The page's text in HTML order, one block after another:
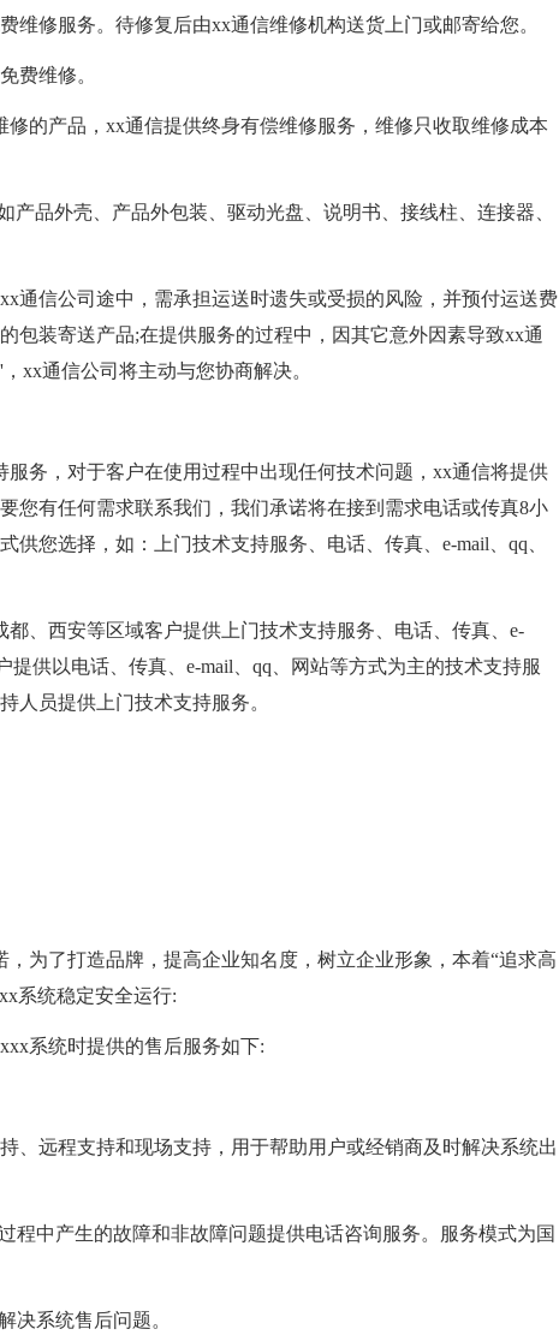
维修服务。待修复后由xx通信维修机构送货上门或邮寄给您。
费维修。
的产品，xx通信提供终身有偿维修服务，维修只收取维修成本
品外壳、产品外包装、驱动光盘、说明书、接线柱、连接器、
信公司途中，需承担运送时遗失或受损的风险，并预付运送费
包装寄送产品;在提供服务的过程中，因其它意外因素导致xx通
xx通信公司将主动与您协商解决。
务，对于客户在使用过程中出现任何技术问题，xx通信将提供
您有任何需求联系我们，我们承诺将在接到需求电话或传真8小
供您选择，如：上门技术支持服务、电话、传真、e-mail、qq、
、西安等区域客户提供上门技术支持服务、电话、传真、e-
提供以电话、传真、e-mail、qq、网站等方式为主的技术支持服
人员提供上门技术支持服务。
了打造品牌，提高企业知名度，树立企业形象，本着“追求高
系统稳定安全运行:
系统时提供的售后服务如下:
远程支持和现场支持，用于帮助用户或经销商及时解决系统出
中产生的故障和非故障问题提供电话咨询服务。服务模式为国
系统售后问题。